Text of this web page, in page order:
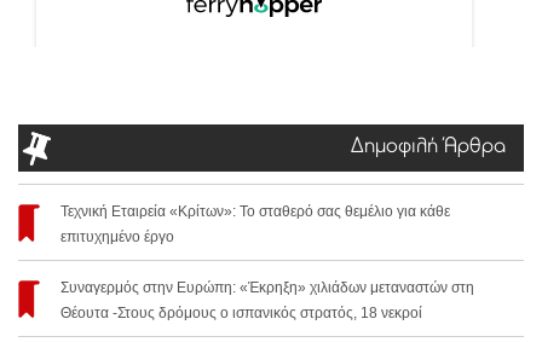
Δημοφιλή Άρθρα
Τεχνική Εταιρεία «Κρίτων»: Το σταθερό σας θεμέλιο για κάθε
επιτυχημένο έργο
Συναγερμός στην Ευρώπη: «Έκρηξη» χιλιάδων μεταναστών στη
Θέουτα -Στους δρόμους ο ισπανικός στρατός, 18 νεκροί